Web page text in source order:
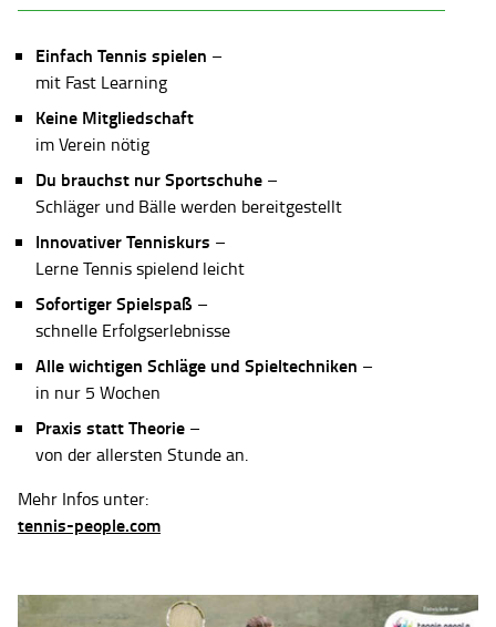
Einfach Tennis spielen –
mit Fast Learning
Keine Mitgliedschaft
im Verein nötig
Du brauchst nur Sportschuhe –
Schläger und Bälle werden bereitgestellt
Innovativer Tenniskurs –
Lerne Tennis spielend leicht
Sofortiger Spielspaß –
schnelle Erfolgserlebnisse
Alle wichtigen Schläge und Spieltechniken –
in nur 5 Wochen
Praxis statt Theorie –
von der allersten Stunde an.
Mehr Infos unter:
tennis-people.com